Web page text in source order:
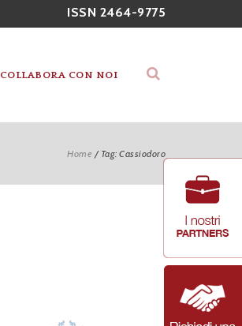
ISSN 2464-9775
COLLABORA CON NOI
Home / Tag: Cassiodoro